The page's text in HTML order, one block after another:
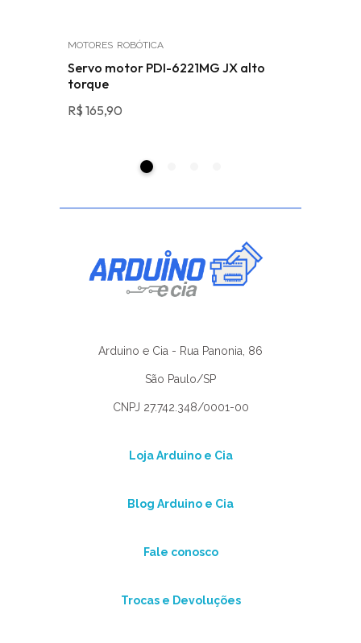
MOTORES ROBÓTICA
Servo motor PDI-6221MG JX alto
torque
R$ 165,90
Arduino e Cia - Rua Panonia, 86
São Paulo/SP
CNPJ 27.742.348/0001-00
Loja Arduino e Cia
Blog Arduino e Cia
Fale conosco
Trocas e Devoluções